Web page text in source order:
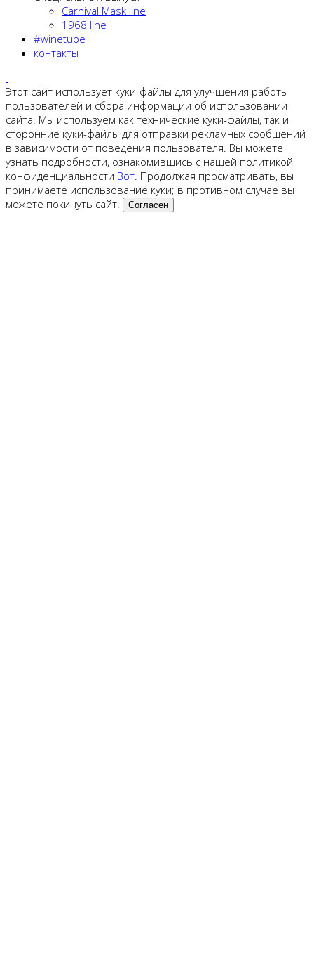
Carnival Mask line
1968 line
#winetube
контакты
Этот сайт использует куки-файлы для улучшения работы
пользователей и сбора информации об использовании
сайта. Мы используем как технические куки-файлы, так и
сторонние куки-файлы для отправки рекламных сообщений
в зависимости от поведения пользователя. Вы можете
узнать подробности, ознакомившись с нашей политикой
конфиденциальности Вот . Продолжая просматривать, вы
принимаете использование куки; в противном случае вы
можете покинуть сайт.
Согласен